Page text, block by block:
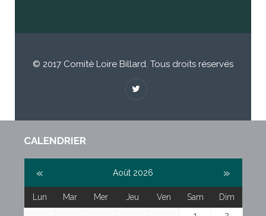
© 2017 Comité Loire Billard. Tous droits réservés
CALENDRIER
« Août 2026 »
Lun Mar Mer Jeu Ven Sam Dim